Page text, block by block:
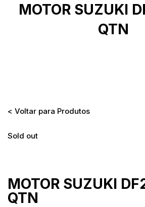
MOTOR SUZUKI
QTN
< Voltar para Produtos
Sold out
MOTOR SUZUKI
QTN